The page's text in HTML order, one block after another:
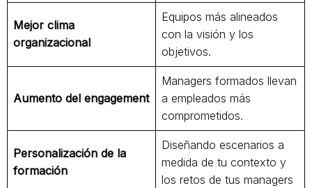
Mejor clima
organizacional
Equipos más alineados
con la visión y los
objetivos.
Aumento del engagement
Managers formados llevan
a empleados más
comprometidos.
Personalización de la
formación
Diseñando escenarios a
medida de tu contexto y
los retos de tus managers